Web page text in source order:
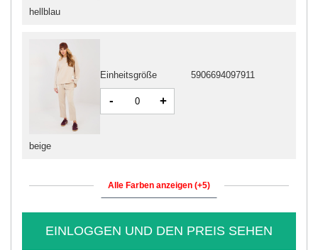
hellblau
beige
Einheitsgröße 5906694097911
- +
Alle Farben anzeigen (+5)
EINLOGGEN UND DEN PREIS SEHEN